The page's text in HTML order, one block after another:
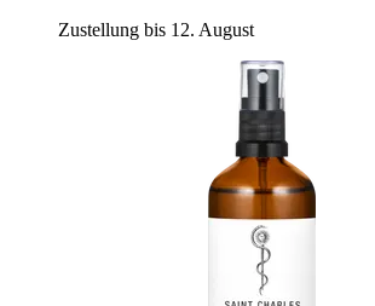
Zustellung bis 12. August